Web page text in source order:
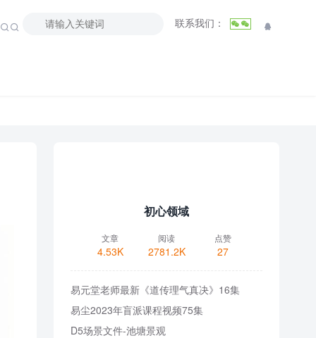
联系我们：  

初心领域
文章
4.53K
阅读
2781.2K
点赞
27
易元堂老师最新《道传理气真决》16集
易尘2023年盲派课程视频75集
D5场景文件-池塘景观